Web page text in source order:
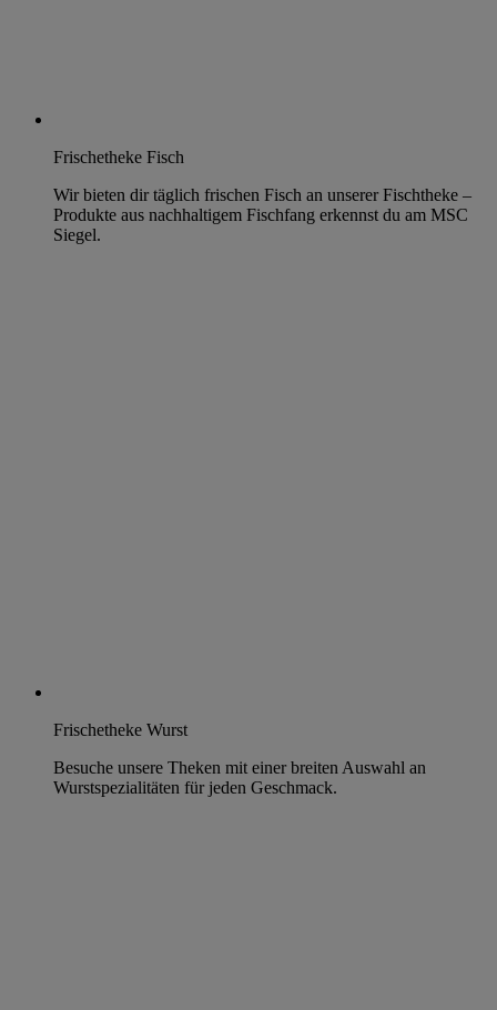
Frischetheke Fisch
Wir bieten dir täglich frischen Fisch an unserer Fischtheke –
Produkte aus nachhaltigem Fischfang erkennst du am MSC
Siegel.
Frischetheke Wurst
Besuche unsere Theken mit einer breiten Auswahl an
Wurstspezialitäten für jeden Geschmack.